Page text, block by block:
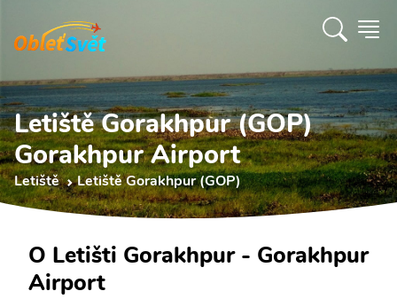
Letiště Gorakhpur (GOP)
Gorakhpur Airport
Letiště Letiště Gorakhpur (GOP)
O Letišti Gorakhpur - Gorakhpur
Airport